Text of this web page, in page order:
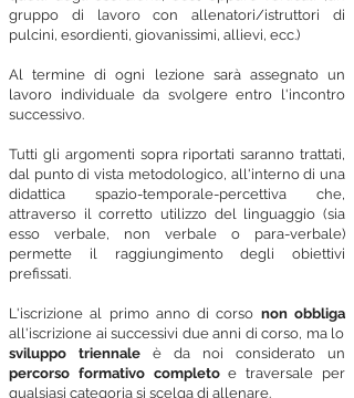
gruppo di lavoro con allenatori/istruttori di
pulcini, esordienti, giovanissimi, allievi, ecc.)
Al termine di ogni lezione sarà assegnato un
lavoro individualeda svolgere entro l'incontro
successivo.
Tutti gli argomenti sopra riportati saranno trattati,
dal punto di vista metodologico, all'interno di una
didattica spazio-temporale-percettiva che,
attraverso il corretto utilizzo del linguaggio (sia
esso verbale, non verbale o para-verbale)
permette il raggiungimento degli obiettivi
prefissati.
L'iscrizione al primo anno di corso non obbliga
all'iscrizione ai successivi due anni di corso, ma lo
sviluppo triennale è da noi considerato un
percorso formativo completoe traversale per
qualsiasi categoria si scelga di allenare.